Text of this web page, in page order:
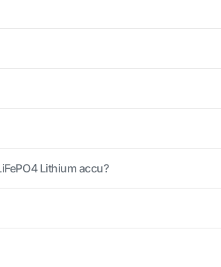
Lithium accu?